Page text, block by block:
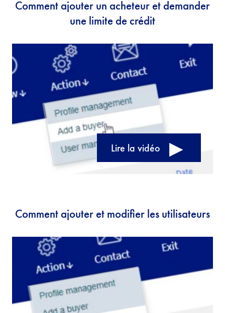
Lire la vidéo
Comment ajouter un acheteur et demander
une limite de crédit
Comment ajouter et modifier les utilisateurs